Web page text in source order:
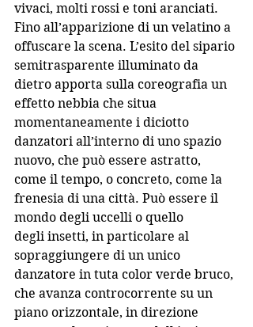
vivaci, molti rossi e toni aranciati.
Fino all’apparizione di un velatino a
offuscare la scena. L’esito del sipario
semitrasparente illuminato da
dietro apporta sulla coreografia un
effetto nebbia che situa
momentaneamente i diciotto
danzatori all’interno di uno spazio
nuovo, che può essere astratto,
come il tempo, o concreto, come la
frenesia di una città. Può essere il
mondo degli uccelli o quello
degli insetti, in particolare al
sopraggiungere di un unico
danzatore in tuta color verde bruco,
che avanza controcorrente su un
piano orizzontale, in direzione